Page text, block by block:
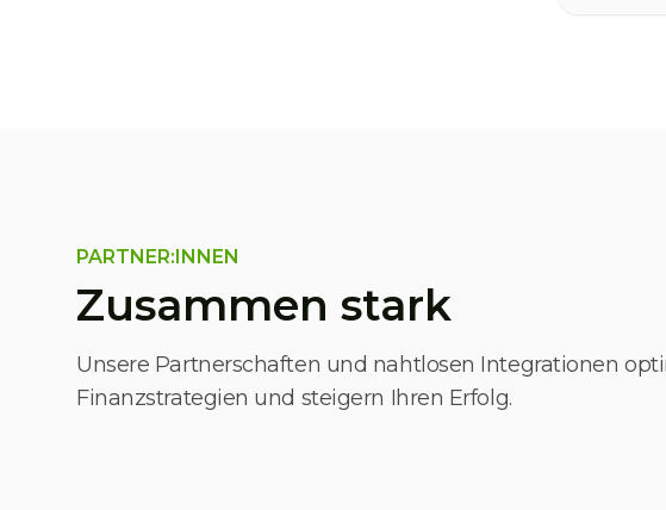
PARTNER:INNEN
Zusammen stark
Unsere Partnerschaften und nahtlosen Integrationen
Finanzstrategien und steigern Ihren Erfolg.